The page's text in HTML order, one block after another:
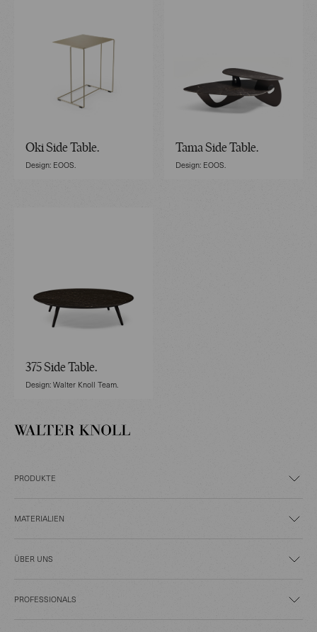
Oki Side Table.
Design: EOOS.
Tama Side Table.
Design: EOOS.
375 Side Table.
Design: Walter Knoll Team.
PRODUKTE
MATERIALIEN
ÜBER UNS
PROFESSIONALS